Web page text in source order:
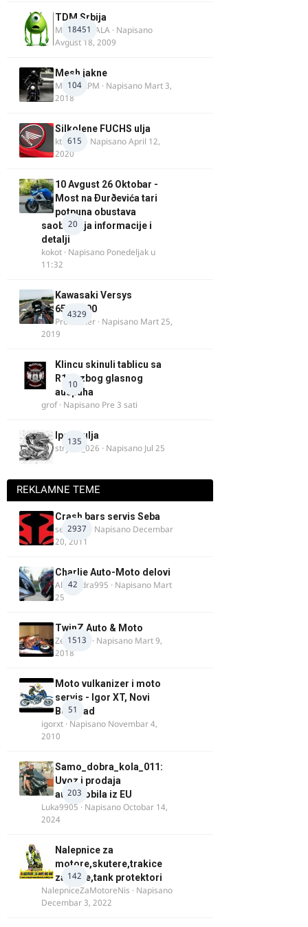
18451
TDM Srbija
MURICAMALA · Napisano
Avgust 18, 2009
104
Mesh jakne
MostarRPM · Napisano Mart 3,
2018
615
Silkolene FUCHS ulja
ktm600 · NapisanoApril 12,
2020
20
10 Avgust 26 Oktobar -
Most na Ðurðevića tari
potpuna obustava
saobraćaja informacije i
detalji
kokot · Napisano Ponedeljak u
11:32
4329
Kawasaki Versys
650/1000
ProMaster · Napisano Mart 25,
2019
10
Klincu skinuli tablicu sa
R125 zbog glasnog
auspuha
grof· Napisano Pre 3 sati
135
Ipone ulja
stryker_026 · Napisano Jul 25
REKLAMNE TEME
2937
Crash bars servis Seba
seba011 · Napisano Decembar
20, 2011
42
Charlie Auto-Moto delovi
Alexandra995 · Napisano Mart
25
1513
TwinZ Auto & Moto
Zeljkamp · Napisano Mart 9,
2018
51
Moto vulkanizer i moto
servis - Igor XT, Novi
Beograd
igorxt · Napisano Novembar 4,
2010
203
Samo_dobra_kola_011:
Uvoz i prodaja
automobila iz EU
Luka9905 · NapisanoOctobar 14,
2024
142
Nalepnice za
motore,skutere,trakice
za felne,tank protektori
NalepniceZaMotoreNis · Napisano
Decembar 3, 2022